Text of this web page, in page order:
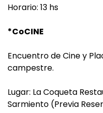
Horario: 13 hs
*CoCINE
Encuentro de Cine y
campestre.
Lugar: La Coqueta
Sarmiento (Previa